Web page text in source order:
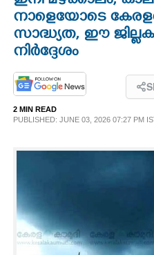
OPINION
PHOTOS
ART
നാളെയോടെ
സാദ്ധ്യത,​ ഈ
നിർദ്ദേശം
2 MIN READ
PUBLISHED: JUNE 03, 2026 07:27 PM